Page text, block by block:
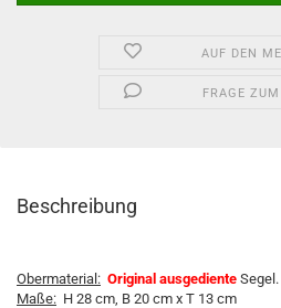
AUF DEN
FRAGE
Beschreibung
Obermaterial: Original ausgediente Segel.
Maße: H 28 cm, B 20 cm x T 13 cm